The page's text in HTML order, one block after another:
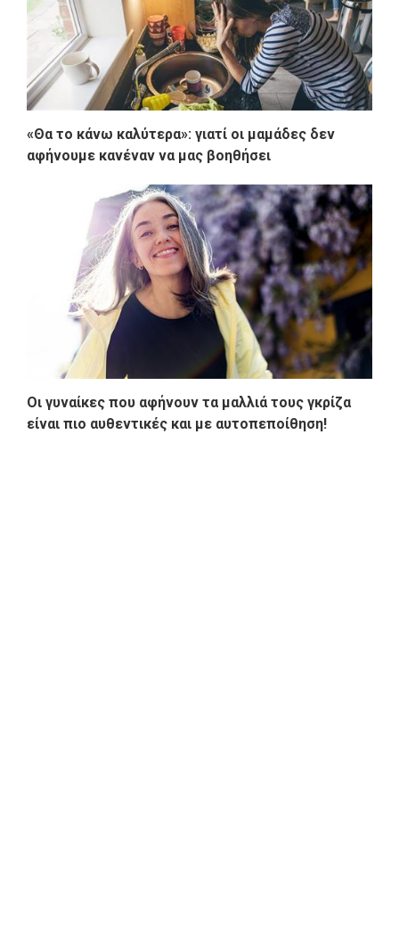
«Θα το κάνω καλύτερα»: γιατί οι μαμάδες δεν
αφήνουμε κανέναν να μας βοηθήσει
Οι γυναίκες που αφήνουν τα μαλλιά τους γκρίζα
είναι πιο αυθεντικές και με αυτοπεποίθηση!